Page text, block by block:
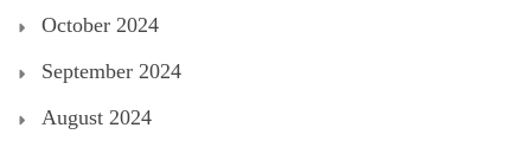
October 2024
September 2024
August 2024